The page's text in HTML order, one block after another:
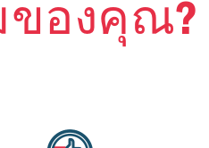
ของคุณ?